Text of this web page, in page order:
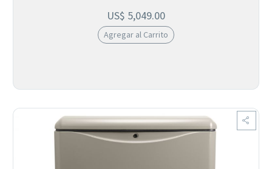
US$ 5,049.00
Agregar al Carrito